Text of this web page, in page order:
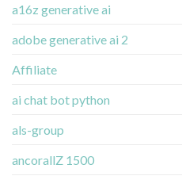
a16z generative ai
adobe generative ai 2
Affiliate
ai chat bot python
als-group
ancorallZ 1500